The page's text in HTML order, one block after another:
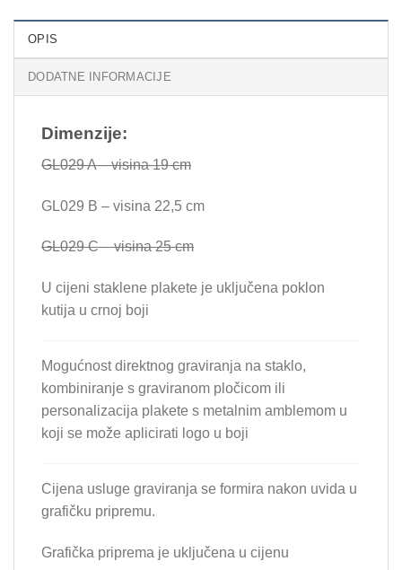
OPIS
DODATNE INFORMACIJE
Dimenzije:
GL029 A – visina 19 cm
GL029 B – visina 22,5 cm
GL029 C – visina 25 cm
U cijeni staklene plakete je uključena poklon
kutija u crnoj boji
Mogućnost direktnog graviranja na staklo,
kombiniranje s graviranom pločicom ili
personalizacija plakete s metalnim amblemom u
koji se može aplicirati logo u boji
Cijena usluge graviranja se formira nakon uvida u
grafičku pripremu.
Grafička priprema je uključena u cijenu